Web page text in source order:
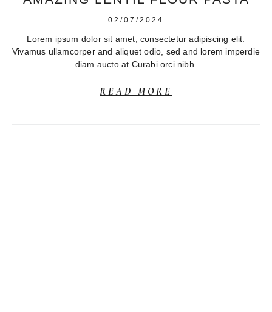
02/07/2024
Lorem ipsum dolor sit amet, consectetur adipiscing elit.
Vivamus ullamcorper and aliquet odio, sed and lorem imperdie
diam aucto at Curabi orci nibh.
READ MORE